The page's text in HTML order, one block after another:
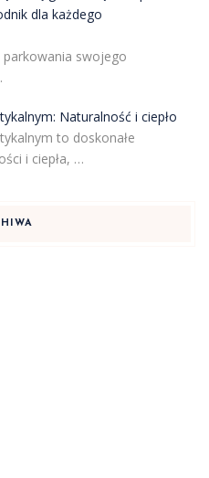
dla każdego
swojego
Naturalność i ciepło
to doskonałe
i ciepła, …